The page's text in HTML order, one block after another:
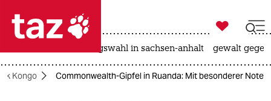
 taz zahl ich
taz zahl ich

taz zahl ich
landtagswahl in sachsen-anhalt gewalt
Kongo Commonwealth-Gipfel in Ruanda: Mit besonderer Note